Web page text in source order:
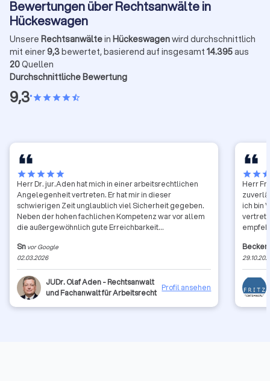
Bewertungen über Rechtsanwälte in
Hückeswagen
Unsere Rechtsanwältein Hückeswagenwird durchschnittlich
mit einer9,3bewertet, basierend auf insgesamt 14.395aus
20Quellen
Durchschnittliche Bewertung
9,3•starstarstarstarstar_half
starstarstarstarstar
Herr Dr. jur.Aden hat mich in einer arbeitsrechtlichen
Angelegenheit vertreten. Er hat mir in dieser
schwierigen Zeit unglaublich viel Sicherheit gegeben.
Neben der hohen fachlichen Kompetenz war vor allem
die außergewöhnlich gute Erreichbarkeit
Rückmeldung und fühlte mich jederzeit ernst
genommen. Ich bin sehr dankbar für die herzliche,
engagierte und erfolgreiche Vertretung und kann Herrn
Dr. jur. Aden von Herzen weiterempfehlen.
Sn vor Google
02.03.2026
JUDr. Olaf Aden - Rechtsanwalt
und Fachanwalt für Arbeitsrecht
Profil ansehen
starstar
Herr
ich bin
vertreten. Ich kann Herrn Fritz
Becker